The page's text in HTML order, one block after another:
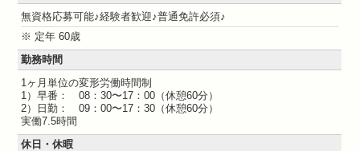
無資格応募可能♪経験者歓迎♪普通免許必須♪
※ 定年 60歳
勤務時間
1ヶ月単位の変形労働時間制
1）早番： 08：30〜17：00（休憩60分）
2）日勤： 09：00〜17：30（休憩60分）
実働7.5時間
休日・休暇